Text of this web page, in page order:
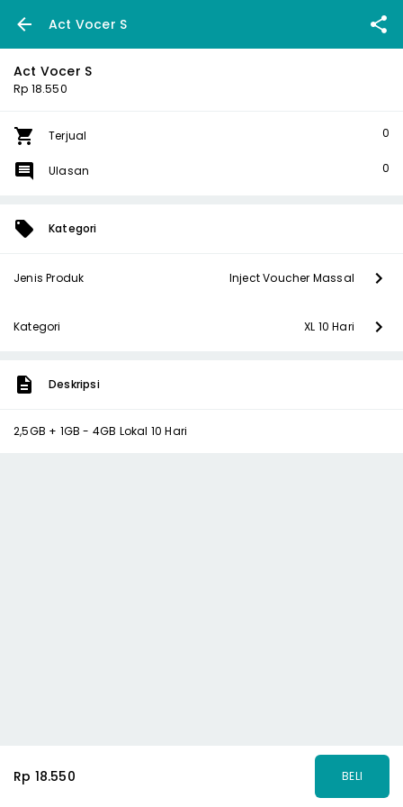
Act Vocer S
Act Vocer S
Rp 18.550
Terjual 0
Ulasan 0
Kategori
Jenis Produk Inject Voucher Massal
Kategori XL 10 Hari
Deskripsi
2,5GB + 1GB - 4GB Lokal 10 Hari
Rp 18.550 BELI